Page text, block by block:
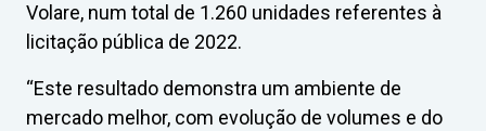
Volare, num total de 1.260 unidades referentes à
licitação pública de 2022.
“Este resultado demonstra um ambiente de
mercado melhor, com evolução de volumes e do